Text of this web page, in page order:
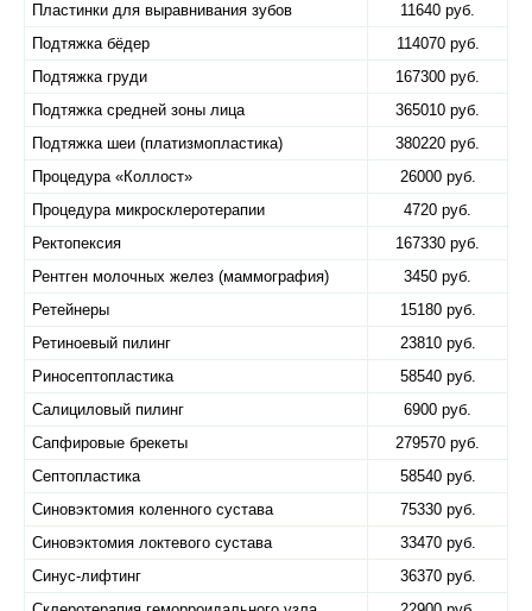
Пластинки для выравнивания зубов
11640 руб.
Подтяжка бёдер
114070 руб.
Подтяжка груди
167300 руб.
Подтяжка средней зоны лица
365010 руб.
Подтяжка шеи (платизмопластика)
380220 руб.
Процедура «Коллост»
26000 руб.
Процедура микросклеротерапии
4720 руб.
Ректопексия
167330 руб.
Рентген молочных желез (маммография)
3450 руб.
Ретейнеры
15180 руб.
Ретиноевый пилинг
23810 руб.
Риносептопластика
58540 руб.
Салициловый пилинг
6900 руб.
Сапфировые брекеты
279570 руб.
Септопластика
58540 руб.
Синовэктомия коленного сустава
75330 руб.
Синовэктомия локтевого сустава
33470 руб.
Синус-лифтинг
36370 руб.